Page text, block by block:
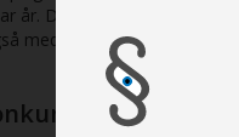
år. Det kan også i flere
med nyere udstyr, mere